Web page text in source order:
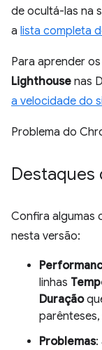
de ocultá-las na
a lista completa
Para aprender
Lighthouse nas
a velocidade do
Problema do
Destaques
Confira algumas
nesta versão:
linhas
Duração
Problemas: